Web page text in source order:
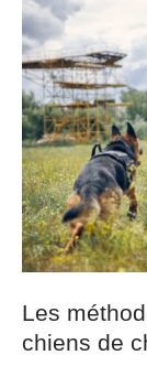
Les
chiens de